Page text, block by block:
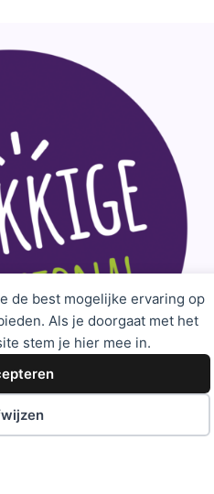
de best mogelijke ervaring op
Als je doorgaat met het
stem je hier mee in.
die geen genoegen nemen